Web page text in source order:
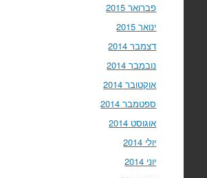
פברואר 2015
ינואר 2015
דצמבר 2014
נובמבר 2014
אוקטובר 2014
ספטמבר 2014
אוגוסט 2014
יולי 2014
יוני 2014